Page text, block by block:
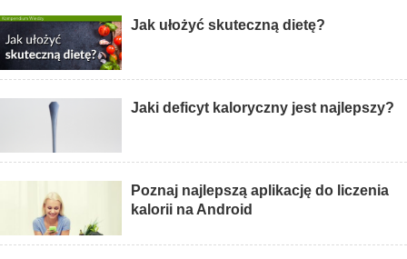
Jak ułożyć skuteczną dietę?
Jaki deficyt kaloryczny jest najlepszy?
Poznaj najlepszą aplikację do liczenia
kalorii na Android